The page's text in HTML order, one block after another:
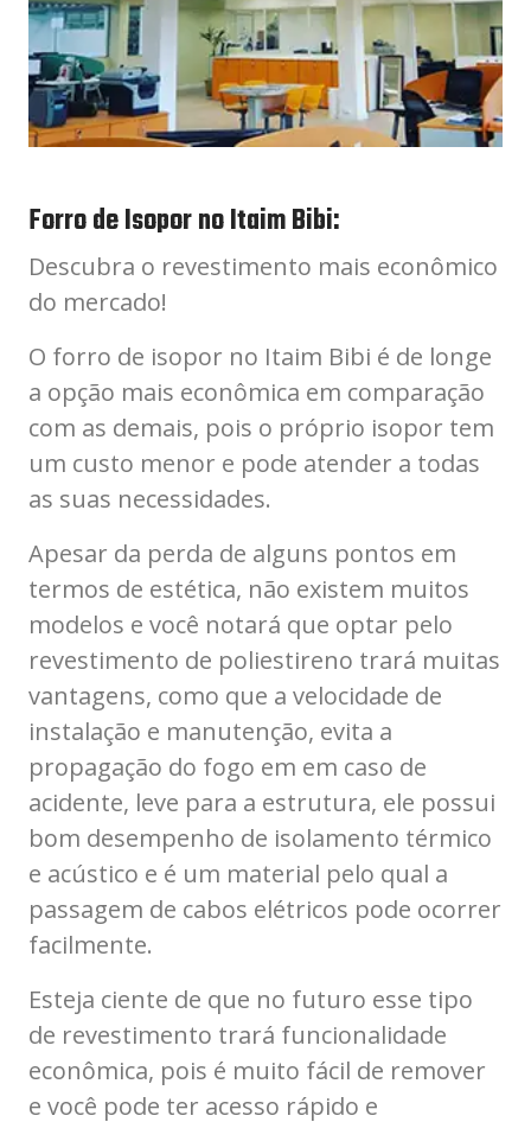
Forro de Isopor no Itaim Bibi:
Descubra o revestimento mais econômico
do mercado!
O forro de isopor no Itaim Bibi é de longe
a opção mais econômica em comparação
com as demais, pois o próprio isopor tem
um custo menor e pode atender a todas
as suas necessidades.
Apesar da perda de alguns pontos em
termos de estética, não existem muitos
modelos e você notará que optar pelo
revestimento de poliestireno trará muitas
vantagens, como que a velocidade de
instalação e manutenção, evita a
propagação do fogo em em caso de
acidente, leve para a estrutura, ele possui
bom desempenho de isolamento térmico
e acústico e é um material pelo qual a
passagem de cabos elétricos pode ocorrer
facilmente.
Esteja ciente de que no futuro esse tipo
de revestimento trará funcionalidade
econômica, pois é muito fácil de remover
e você pode ter acesso rápido e